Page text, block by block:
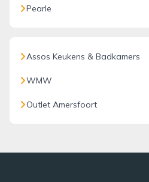
Pearle
Assos Keukens & Badkamers
WMW
Outlet Amersfoort